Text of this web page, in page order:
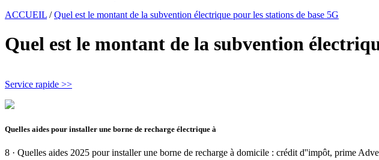
ACCUEIL /Quel est le montant de la subvention électrique pour les stations de base 5G
Quel est le montant de la subvention
Service rapide >>
Quelles aides pour installer une borne de recharge électrique à
8 · Quelles aides 2025 pour installer une borne de recharge à domicile : crédit d''impôt, prime